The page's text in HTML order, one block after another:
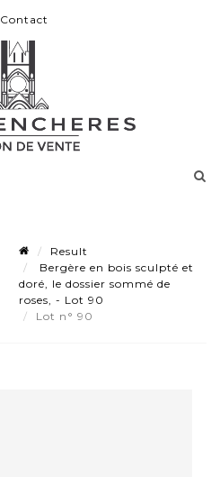
Contact
Result
Bergère en bois sculpté et
doré, le dossier sommé de
roses, - Lot 90
Lot n° 90